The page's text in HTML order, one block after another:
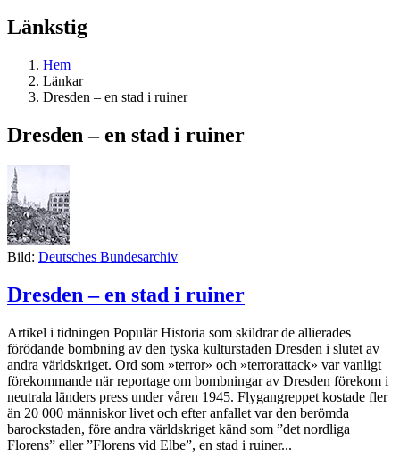
Länkstig
Hem
Länkar
Dresden – en stad i ruiner
Dresden – en stad i ruiner
Bild: Deutsches Bundesarchiv
Dresden – en stad i ruiner
Artikel i tidningen Populär Historia som skildrar de allierades
förödande bombning av den tyska kulturstaden Dresden i slutet av
andra världskriget. Ord som »terror» och »terrorattack» var vanligt
förekommande när reportage om bombningar av Dresden förekom i
neutrala länders press under våren 1945. Flygangreppet kostade fler
än 20 000 människor livet och efter anfallet var den berömda
barockstaden, före andra världs­kriget känd som ”det nordliga
Florens” eller ”Florens vid Elbe”, en stad i ruiner...